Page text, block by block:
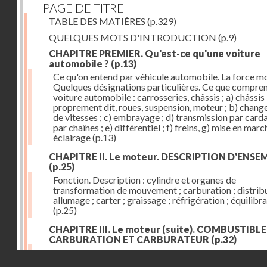
PAGE DE TITRE
TABLE DES MATIÈRES (p.329)
QUELQUES MOTS D'INTRODUCTION (p.9)
CHAPITRE PREMIER. Qu'est-ce qu'une voiture
automobile ? (p.13)
Ce qu'on entend par véhicule automobile. La force
Quelques désignations particulières. Ce que
voiture automobile : carrosseries, châssis ; a) châssis
proprement dit, roues, suspension, moteur ; b)
de vitesses ; c) embrayage ; d) transmission par
par chaînes ; e) différentiel ; f) freins, g) mise en
éclairage(p.13)
CHAPITRE II. Le moteur. DESCRIPTION
(p.25)
Fonction. Description : cylindre et organes de
transformation de mouvement ; carburation ;
allumage ; carter ; graissage ; réfrigération ;
(p.25)
CHAPITRE III. Le moteur (suite).
CARBURATION ET CARBURATEUR (p.32)
Qu'est-ce qu'un combustible ? Allure de la